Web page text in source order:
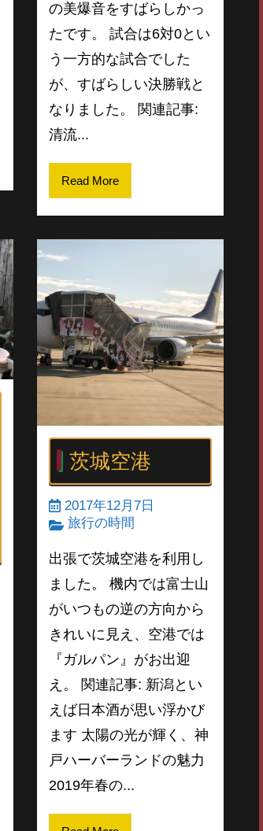
の美爆音をすばらしかっ
たです。 試合は6対0とい
う一方的な試合でした
が、すばらしい決勝戦と
なりました。 関連記事:
清流...
Read More
茨城空港
2017年12月7日
旅行の時間
出張で茨城空港を利用し
ました。 機内では富士山
がいつもの逆の方向から
きれいに見え、空港では
『ガルパン』がお出迎
え。 関連記事: 新潟とい
えば日本酒が思い浮かび
ます 太陽の光が輝く、神
戸ハーバーランドの魅力
2019年春の...